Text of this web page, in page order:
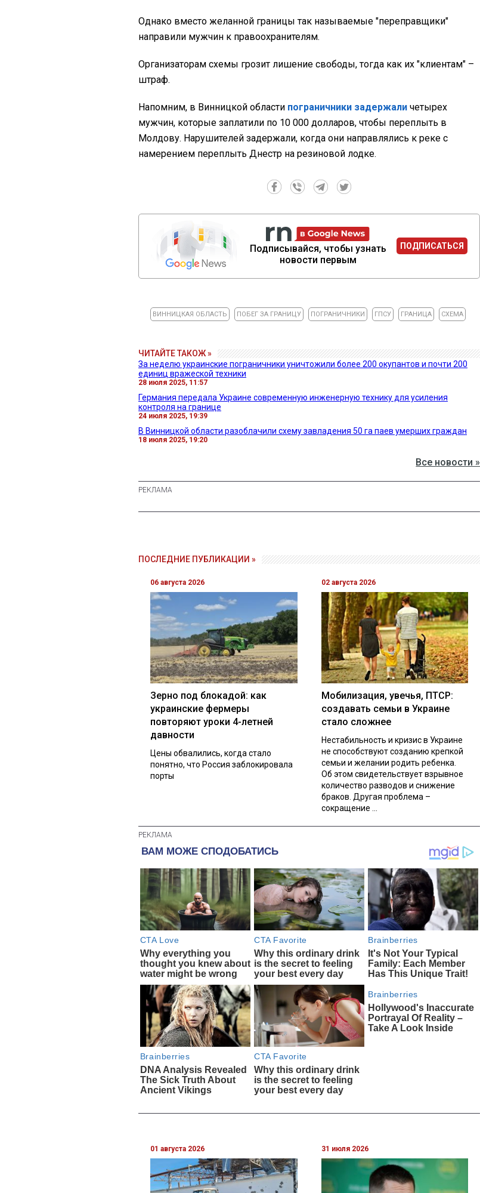
Однако вместо желанной границы так называемые "переправщики"
направили мужчин к правоохранителям.
Организаторам схемы грозит лишение свободы, тогда как их "клиентам" –
штраф.
Напомним, в Винницкой области пограничники задержали четырех
мужчин, которые заплатили по 10 000 долларов, чтобы переплыть в
Молдову. Нарушителей задержали, когда они направлялись к реке с
намерением переплыть Днестр на резиновой лодке.
Подписывайся, чтобы узнать
новости первым
ПОДПИСАТЬСЯ
ВИННИЦКАЯ ОБЛАСТЬ ПОБЕГ ЗА ГРАНИЦУ ПОГРАНИЧНИКИ ГПСУ ГРАНИЦА СХЕМА
ЧИТАЙТЕ ТАКОЖ »
За неделю украинские пограничники уничтожили более 200 окупантов и почти 200
единиц вражеской техники
28 июля 2025, 11:57
Германия передала Украине современную инженерную технику для усиления
контроля на границе
24 июля 2025, 19:39
В Винницкой области разоблачили схему завладения 50 га паев умерших граждан
18 июля 2025, 19:20
Все новости »
ПОСЛЕДНИЕ ПУБЛИКАЦИИ »
06 августа 2026
Зерно под блокадой: как
украинские фермеры
повторяют уроки 4-летней
давности
Цены обвалились, когда стало
понятно, что Россия заблокировала
порты
02 августа 2026
Мобилизация, увечья, ПТСР:
создавать семьи в Украине
стало сложнее
Нестабильность и кризис в Украине
не способствуют созданию крепкой
семьи и желании родить ребенка.
Об этом свидетельствует взрывное
количество разводов и снижение
браков. Другая проблема –
сокращение ...
01 августа 2026 31 июля 2026